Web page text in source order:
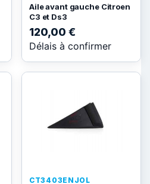
Aile avant gauche Citroen
C3 et Ds3
120,00 €
Délais à confirmer
CT3403ENJOL